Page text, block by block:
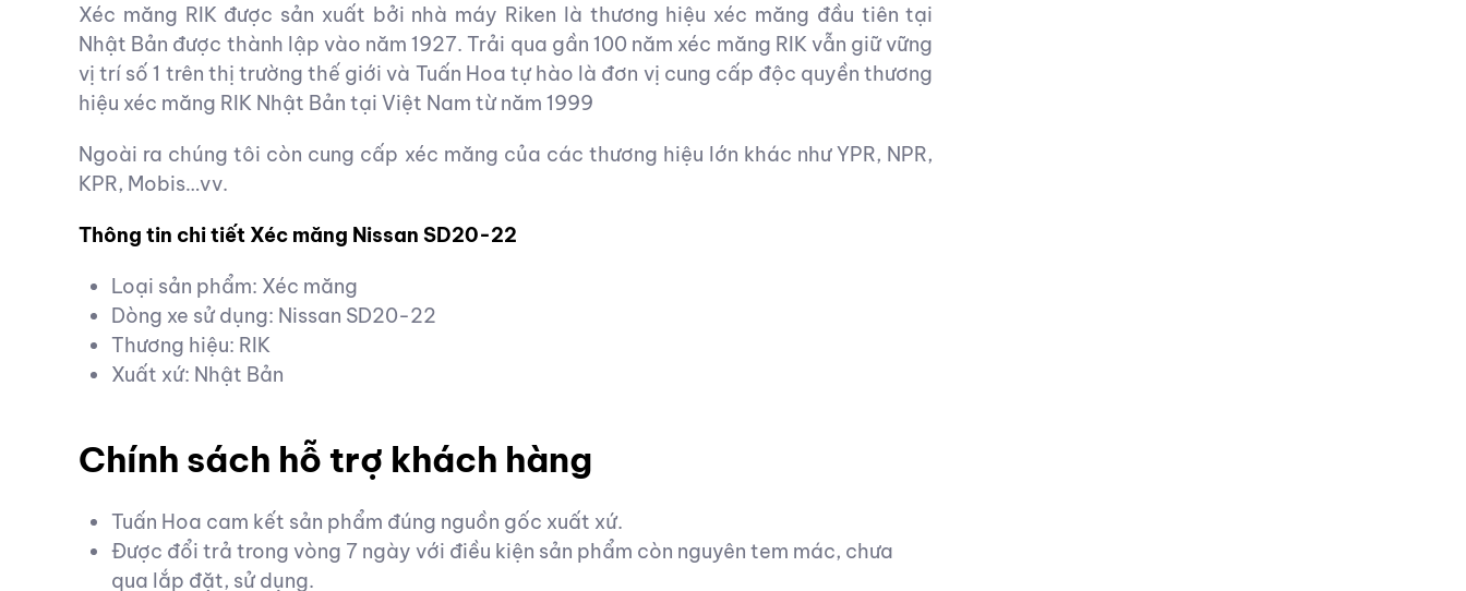
Xéc măng RIK được sản xuất bởi nhà máy Riken là thương hiệu xéc măng đầu tiên tại
Nhật Bản được thành lập vào năm 1927. Trải qua gần 100 năm xéc măng RIK vẫn giữ vững
vị trí số 1 trên thị trường thế giới và Tuấn Hoa tự hào là đơn vị cung cấp độc quyền thương
hiệu xéc măng RIK Nhật Bản tại Việt Nam từ năm 1999
Ngoài ra chúng tôi còn cung cấp xéc măng của các thương hiệu lớn khác như YPR, NPR,
KPR, Mobis…vv.
Thông tin chi tiết Xéc măng Nissan SD20-22
Loại sản phẩm: Xéc măng
Dòng xe sử dụng: Nissan SD20-22
Thương hiệu: RIK
Xuất xứ: Nhật Bản
Chính sách hỗ trợ khách hàng
Tuấn Hoa cam kết sản phẩm đúng nguồn gốc xuất xứ.
Được đổi trả trong vòng 7 ngày với điều kiện sản phẩm còn nguyên tem mác, chưa
qua lắp đặt, sử dụng.